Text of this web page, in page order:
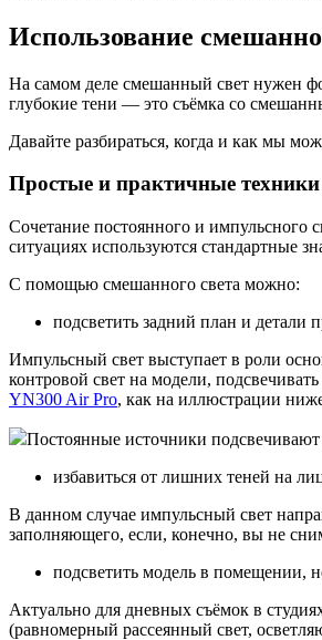
Использование
На самом деле смешанный свет нужен
глубокие тени — это съёмка со
Давайте разбираться, когда и как мы
Простые и практичные
Сочетание постоянного и импульсного
ситуациях используются стандартные
С помощью смешанного света можно:
подсветить задний план и детали
Импульсный свет выступает в роли
контровой свет на модели,
YN300 Air Pro, как на иллюстрации
Постоянные источники
избавиться от лишних теней на
В данном случае импульсный свет
заполняющего, если, конечно, вы не
подсветить модель в помещении,
Актуально для дневных съёмок в
(равномерный рассеянный свет,